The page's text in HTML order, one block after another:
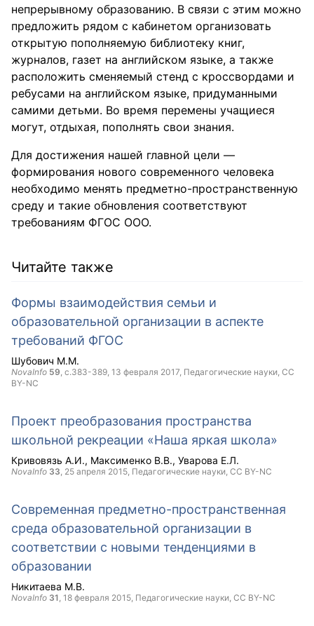
непрерывному образованию. В связи с этим можно
предложить рядом с кабинетом организовать
открытую пополняемую библиотеку книг,
журналов, газет на английском языке, а также
расположить сменяемый стенд с кроссвордами и
ребусами на английском языке, придуманными
самими детьми. Во время перемены учащиеся
могут, отдыхая, пополнять свои знания.
Для достижения нашей главной цели —
формирования нового современного человека
необходимо менять предметно-пространственную
среду и такие обновления соответствуют
требованиям ФГОС ООО.
Читайте также
Формы взаимодействия семьи и
образовательной организации в аспекте
требований ФГОС
Шубович М.М.
NovaInfo 59 , с.383-389, 13 февраля 2017 , Педагогические науки, CC
BY-NC
Проект преобразования пространства
школьной рекреации «Наша яркая школа»
Кривовязь А.И. Максименко В.В. Уварова Е.Л.
NovaInfo 33 25 апреля 2015 , Педагогические науки, CC BY-NC
Современная предметно-пространственная
среда образовательной организации в
соответствии с новыми тенденциями в
образовании
Никитаева М.В.
NovaInfo 31 18 февраля 2015 , Педагогические науки, CC BY-NC